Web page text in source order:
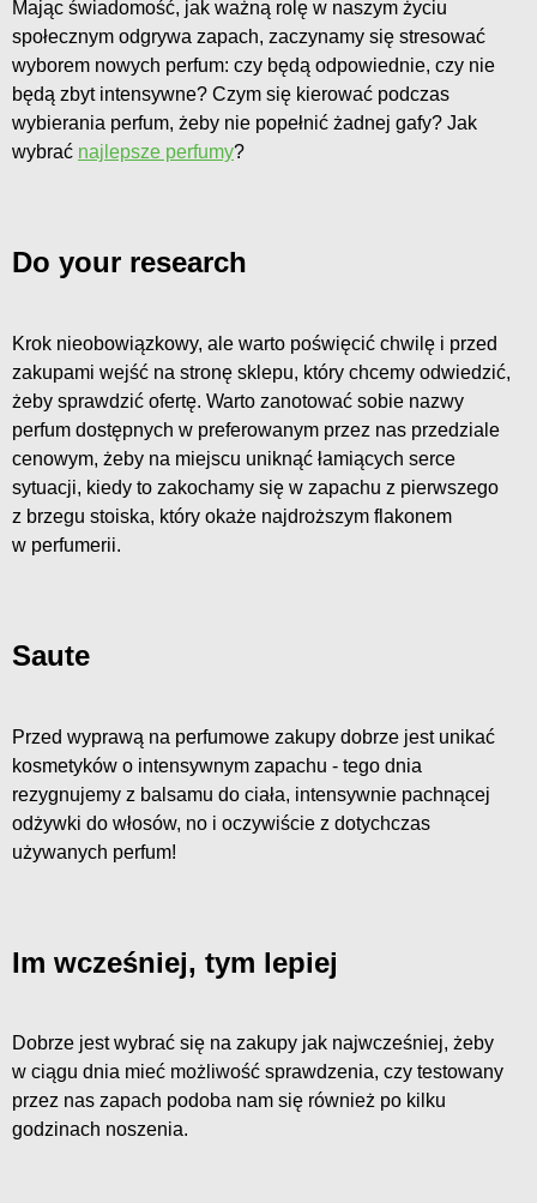
Mając świadomość, jak ważną rolę w naszym życiu
społecznym odgrywa zapach, zaczynamy się stresować
wyborem nowych perfum: czy będą odpowiednie, czy nie
będą zbyt intensywne? Czym się kierować podczas
wybierania perfum, żeby nie popełnić żadnej gafy? Jak
wybrać najlepsze perfumy?
Do your research
Krok nieobowiązkowy, ale warto poświęcić chwilę i przed
zakupami wejść na stronę sklepu, który chcemy odwiedzić,
żeby sprawdzić ofertę. Warto zanotować sobie nazwy
perfum dostępnych w preferowanym przez nas przedziale
cenowym, żeby na miejscu uniknąć łamiących serce
sytuacji, kiedy to zakochamy się w zapachu z pierwszego
z brzegu stoiska, który okaże najdroższym flakonem
w perfumerii.
Saute
Przed wyprawą na perfumowe zakupy dobrze jest unikać
kosmetyków o intensywnym zapachu - tego dnia
rezygnujemy z balsamu do ciała, intensywnie pachnącej
odżywki do włosów, no i oczywiście z dotychczas
używanych perfum!
Im wcześniej, tym lepiej
Dobrze jest wybrać się na zakupy jak najwcześniej, żeby
w ciągu dnia mieć możliwość sprawdzenia, czy testowany
przez nas zapach podoba nam się również po kilku
godzinach noszenia.